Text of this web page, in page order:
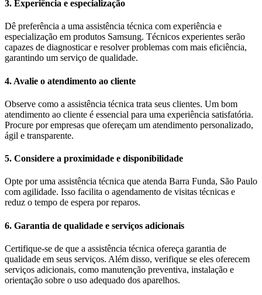
3. Experiência e especialização
Dê preferência a uma assistência técnica com experiência e
especialização em produtos Samsung. Técnicos experientes serão
capazes de diagnosticar e resolver problemas com mais eficiência,
garantindo um serviço de qualidade.
4. Avalie o atendimento ao cliente
Observe como a assistência técnica trata seus clientes. Um bom
atendimento ao cliente é essencial para uma experiência satisfatória.
Procure por empresas que ofereçam um atendimento personalizado,
ágil e transparente.
5. Considere a proximidade e disponibilidade
Opte por uma assistência técnica que atenda Barra Funda, São Paulo
com agilidade. Isso facilita o agendamento de visitas técnicas e
reduz o tempo de espera por reparos.
6. Garantia de qualidade e serviços adicionais
Certifique-se de que a assistência técnica ofereça garantia de
qualidade em seus serviços. Além disso, verifique se eles oferecem
serviços adicionais, como manutenção preventiva, instalação e
orientação sobre o uso adequado dos aparelhos.